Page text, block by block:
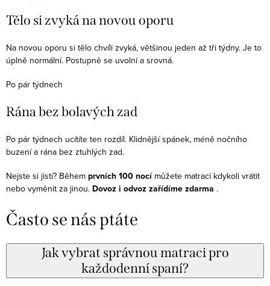
Tělo si zvyká na novou oporu
Na novou oporu si tělo chvíli zvyká, většinou jeden až tři týdny. Je to
úplně normální. Postupně se uvolní a srovná.
Po pár týdnech
Rána bez bolavých zad
Po pár týdnech ucítíte ten rozdíl. Klidnější spánek, méně nočního
buzení a rána bez ztuhlých zad.
Nejste si jistí? Během prvních 100 nocímůžete matraci kdykoli vrátit
nebo vyměnit za jinou. Dovoz i odvoz zařídíme zdarma .
Často se nás ptáte
Jak vybrat správnou matraci pro
každodenní spaní?